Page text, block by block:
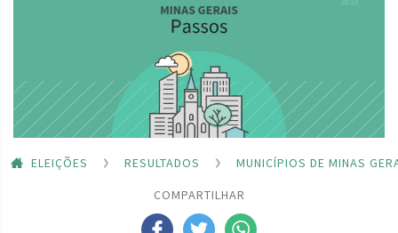
ELEIÇÕES RESULTADOS
MUNICÍPIOS DE MINAS
COMPARTILHAR